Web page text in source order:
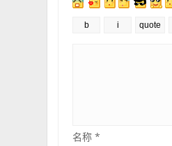
名称*